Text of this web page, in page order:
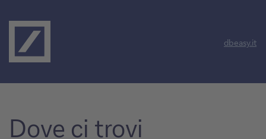
dbeasy.it
Dove ci trovi